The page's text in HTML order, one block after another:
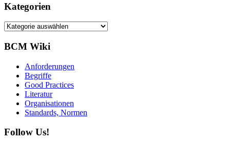
Kategorien
Kategorien
BCM Wiki
Anforderungen
Begriffe
Good Practices
Literatur
Organisationen
Standards, Normen
Follow Us!